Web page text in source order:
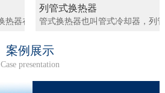
热器在热水加热领域中的应用最为广泛。
列管式换热器
管式换热器也叫管式冷却器，列
案例展示
Case presentation